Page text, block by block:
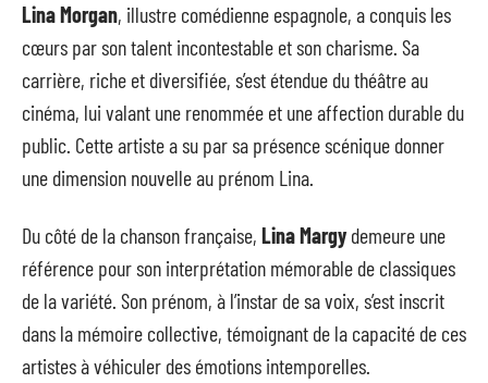
Lina Morgan, illustre comédienne espagnole, a conquis les
cœurs par son talent incontestable et son charisme. Sa
carrière, riche et diversifiée, s’est étendue du théâtre au
cinéma, lui valant une renommée et une affection durable du
public. Cette artiste a su par sa présence scénique donner
une dimension nouvelle au prénom Lina.
Du côté de la chanson française, Lina Margydemeure une
référence pour son interprétation mémorable de classiques
de la variété. Son prénom, à l’instar de sa voix, s’est inscrit
dans la mémoire collective, témoignant de la capacité de ces
artistes à véhiculer des émotions intemporelles.